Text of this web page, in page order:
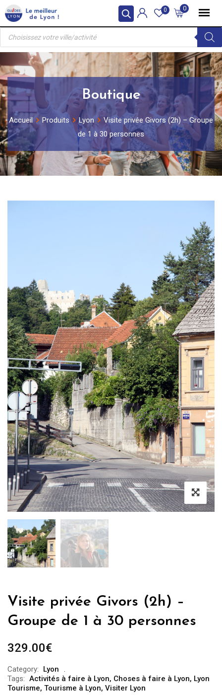
Skip
to
content
0
0
Recherche
produits
Boutique
Accueil Produits Lyon
Visite privée Givors (2h) – Groupe
de 1 à 30 personnes
Visite privée Givors (2h) –
Groupe de 1 à 30 personnes
329.00€
Category:
Lyon
Tags: Activités à faire à Lyon, Choses à faire à Lyon, Lyon
Tourisme, Tourisme à Lyon, Visiter Lyon